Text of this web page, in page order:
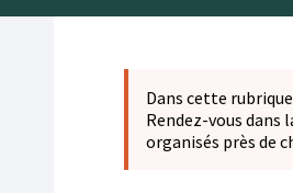
Dans cette
Rendez-vous dans
organisés près de